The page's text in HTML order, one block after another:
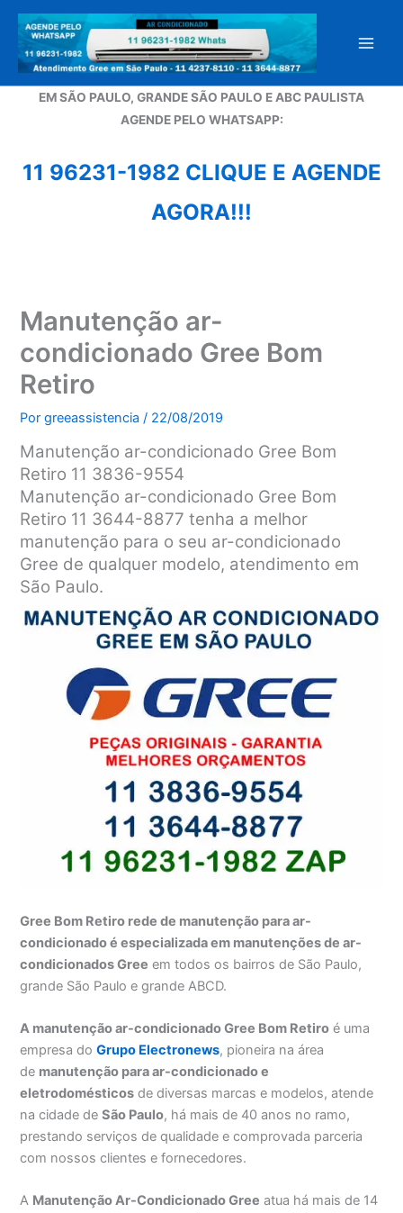
para
conteúdo
EM SÃO PAULO, GRANDE SÃO PAULO E ABC PAULISTA
AGENDE PELO WHATSAPP:
11 96231-1982 CLIQUE E AGENDE
AGORA!!!
Manutenção ar-
condicionado Gree Bom
Retiro
Porgreeassistencia/ 22/08/2019
Manutenção ar-condicionado Gree Bom
Retiro 11 3836-9554
Manutenção ar-condicionado Gree Bom
Retiro 11 3644-8877 tenha a melhor
manutenção para o seu ar-condicionado
Gree de qualquer modelo, atendimento em
São Paulo.
Gree Bom Retiro rede de manutenção para ar-
condicionado é especializada em manutenções de ar-
condicionados Gree em todos os bairros de São Paulo,
grande São Paulo e grande ABCD.
A manutenção ar-condicionado Gree Bom Retiro é uma
empresa doGrupo Electronews, pioneira na área
de manutenção paraar-condicionado e
eletrodomésticos de diversas marcas e modelos, atende
na cidade deSão Paulo, há mais de 40 anos no ramo,
prestando serviços de qualidade e comprovada parceria
com nossos clientes e fornecedores.
A Manutenção Ar-Condicionado Gree atua há mais de 14